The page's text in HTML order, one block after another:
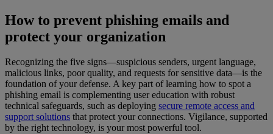
How to prevent phishing emails and
protect your organization
Recognizing the five signs—suspicious senders, urgent language,
malicious links, poor quality, and requests for sensitive data—is the
foundation of your defense. A key part of learning how to spot a
phishing email is complementing user education with robust
technical safeguards, such as deploying secure remote access and
support solutions that protect your connections. Vigilance, supported
by the right technology, is your most powerful tool.